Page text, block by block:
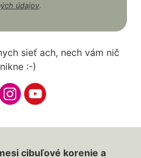
údajov.
sieť ach, nech vám nič
:-)
cibuľové korenie a